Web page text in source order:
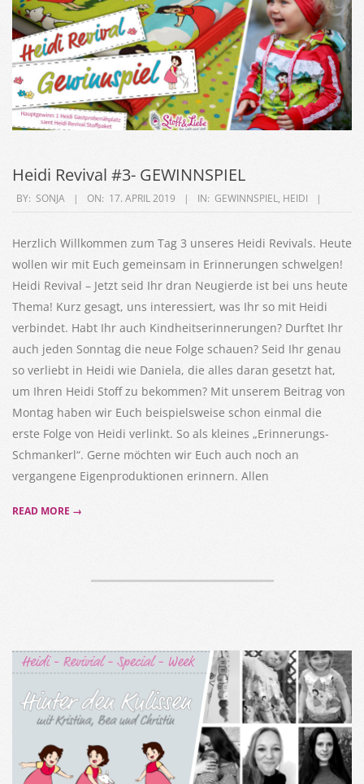
Heidi Revival #3- GEWINNSPIEL
2019-
17
BY: SONJA ON: 17. APRIL 2019 IN: GEWINNSPIEL, HEIDI
Herzlich Willkommen zum Tag 3 unseres Heidi Revivals. Heute
wollen wir mit Euch gemeinsam in Erinnerungen schwelgen!
Heidi Revival – Jetzt seid Ihr dran Neugierde ist bei uns heute
Thema! Kurz gesagt, uns interessiert, was Ihr so mit Heidi
verbindet. Habt Ihr auch Kindheitserinnerungen? Durftet Ihr
auch jeden Sonntag die neue Folge schauen? Seid Ihr genau
so verliebt in Heidi wie Daniela, die alles daran gesetzt hat,
um Ihren Heidi Stoff zu bekommen? Mit unserem Beitrag von
Montag haben wir Euch beispielsweise schon einmal die
erste Folge von Heidi verlinkt. So als kleines „Erinnerungs-
Schmankerl“. Gerne möchten wir Euch auch noch an
vergangene Eigenproduktionen erinnern. Allen
READ MORE →